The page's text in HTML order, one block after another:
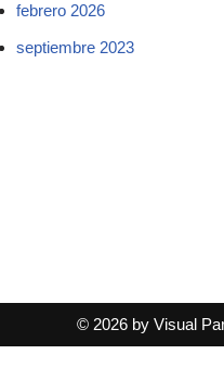
febrero 2026
septiembre 2023
© 2026 by Visual